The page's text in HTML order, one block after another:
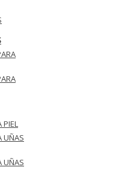
PIEL
UÑAS
UÑAS